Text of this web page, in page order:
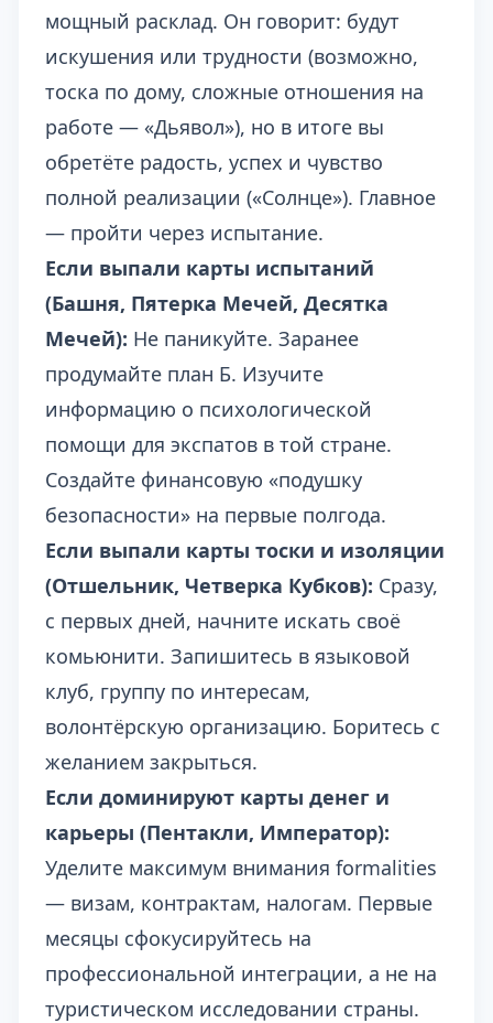
мощный расклад. Он говорит: будут
искушения или трудности (возможно,
тоска по дому, сложные отношения на
работе — «Дьявол»), но в итоге вы
обретёте радость, успех и чувство
полной реализации («Солнце»). Главное
— пройти через испытание.
Если выпали карты испытаний
(Башня, Пятерка Мечей, Десятка
Мечей): Не паникуйте. Заранее
продумайте план Б. Изучите
информацию о психологической
помощи для экспатов в той стране.
Создайте финансовую «подушку
безопасности» на первые полгода.
Если выпали карты тоски и изоляции
(Отшельник, Четверка Кубков): Сразу,
с первых дней, начните искать своё
комьюнити. Запишитесь в языковой
клуб, группу по интересам,
волонтёрскую организацию. Боритесь с
желанием закрыться.
Если доминируют карты денег и
карьеры (Пентакли, Император):
Уделите максимум внимания formalities
— визам, контрактам, налогам. Первые
месяцы сфокусируйтесь на
профессиональной интеграции, а не на
туристическом исследовании страны.